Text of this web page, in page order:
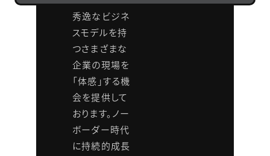
秀逸なビジネ
スモデルを持
つさまざまな
企業の現場を
「体感」する機
会を提供して
おります。ノー
ボーダー時代
に持続的成長